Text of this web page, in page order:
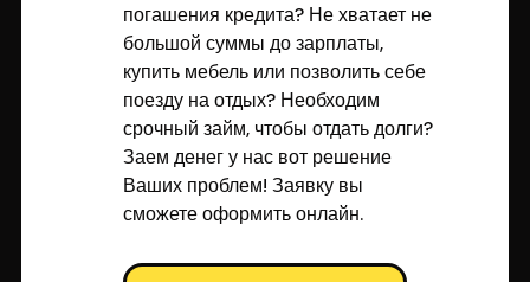
погашения кредита? Не хватает не
большой суммы до зарплаты,
купить мебель или позволить себе
поезду на отдых? Необходим
срочный займ, чтобы отдать долги?
Заем денег у нас вот решение
Ваших проблем! Заявку вы
сможете оформить онлайн.